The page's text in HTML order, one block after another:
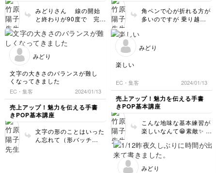
りではインクがムラなく
たっぷりと出ているよう
ー用紙が書きにくいのか
もしれません。キットの
るとなめらかに線が書け
ると思います。 文字の
形の練習はコピー用紙、
書き味を確かめるにはケ
ント紙 という感じでう
まく使い分けて練習して
みてください。 お手持
ちのケント紙がなくなり
ましたら、最寄りの文房
具店などで1枚20円位で
買えますので、使ってみ
みどりさん 線の開始
と終わりが90度で 完
かどが しっかりピッタ
リあわさってて 完璧‼️
張ってください✨ ハート
一例ですので 書き順や
ペン先の向きも書きやす
い方法を模索して色々チ
ャレンジしてみてくださ
いね！
角ペンで心が折れる方が
多いのですが 乗り越え
らご質問くださいね‼️ ち
さいので難しいかもしれ
ません。形を整えること
は二の次で 楽しんで練
習してみてくださいね✨
みどり
文字の大きさのバランスが難し
くなってきました
EC・集客 2024/01/13
売上アップ！魅力を伝える手書
きPOP基本講座
文字の形のことはいった
ん忘れて（形バッチ
みどり
楽しい
EC・集客 2024/01/13
売上アップ！魅力を伝える手書
きPOP基本講座
こんな地味な基本練習が
楽しいなんて😁素敵✨ と
みどり